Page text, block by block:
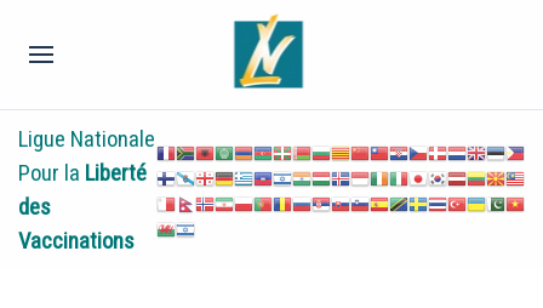
Ligue Nationale
Pour la Liberté
des
Vaccinations